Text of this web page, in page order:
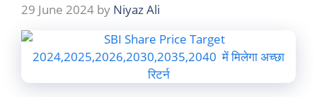
29 June 2024 by Niyaz Ali